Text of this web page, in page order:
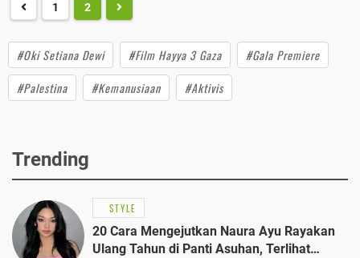
1 2
#Oki Setiana Dewi #Film Hayya 3 Gaza
#Gala Premiere
#Palestina
#Kemanusiaan #Aktivis
Trending
STYLE
20 Cara Mengejutkan Naura Ayu Rayakan
Ulang Tahun di Panti Asuhan, Terlihat